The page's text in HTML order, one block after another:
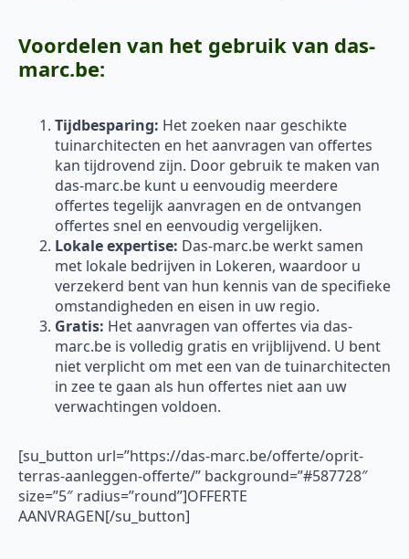
Voordelen van het gebruik van das-
marc.be:
Tijdbesparing: Het zoeken naar geschikte
tuinarchitecten en het aanvragen van offertes
kan tijdrovend zijn. Door gebruik te maken van
das-marc.be kunt u eenvoudig meerdere
offertes tegelijk aanvragen en de ontvangen
offertes snel en eenvoudig vergelijken.
Lokale expertise: Das-marc.be werkt samen
met lokale bedrijven in Lokeren, waardoor u
verzekerd bent van hun kennis van de specifieke
omstandigheden en eisen in uw regio.
Gratis: Het aanvragen van offertes via das-
marc.be is volledig gratis en vrijblijvend. U bent
niet verplicht om met een van de tuinarchitecten
in zee te gaan als hun offertes niet aan uw
verwachtingen voldoen.
[su_button url=”https://das-marc.be/offerte/oprit-
terras-aanleggen-offerte/” background=”#587728″
size=”5″ radius=”round”]OFFERTE
AANVRAGEN[/su_button]